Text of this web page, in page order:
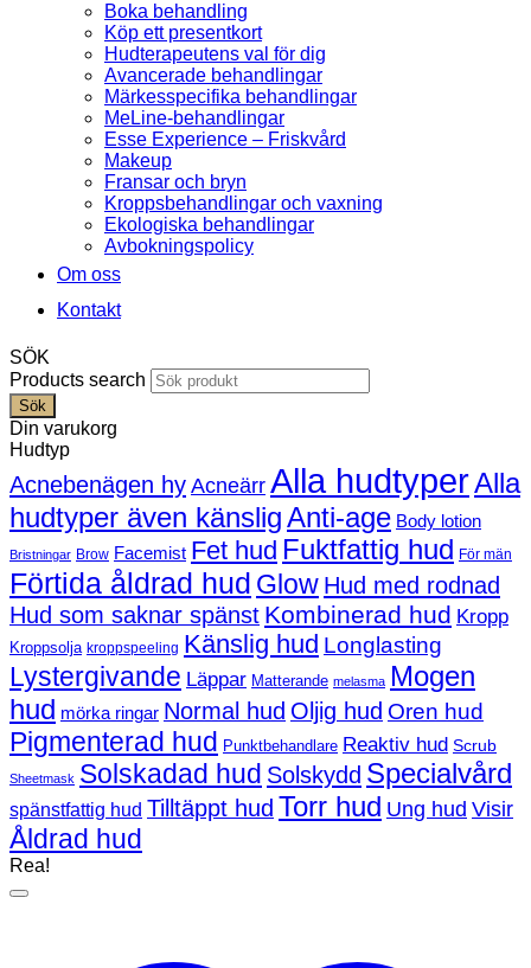
Boka behandling
Köp ett presentkort
Hudterapeutens val för dig
Avancerade behandlingar
Märkesspecifika behandlingar
MeLine-behandlingar
Esse Experience – Friskvård
Makeup
Fransar och bryn
Kroppsbehandlingar och vaxning
Ekologiska behandlingar
Avbokningspolicy
Om oss
Kontakt
SÖK
Products search
Sök
Din varukorg
Hudtyp
Acnebenägen hy Acneärr Alla hudtyperAlla
hudtyper även känsligAnti-age Body lotion
Bristningar Brow Facemist Fet hud Fuktfattig hud För män
Förtida åldrad hud Glow Hud med rodnad
Hud som saknar spänst Kombinerad hud Kropp
Kroppsolja kroppspeeling Känslig hud Longlasting
Lystergivande Läppar Matterande melasma Mogen
hud mörka ringar Normal hud Oljig hud Oren hud
Pigmenterad hud Punktbehandlare Reaktiv hud Scrub
Sheetmask Solskadad hud Solskydd Specialvård
spänstfattig hud Tilltäppt hud Torr hud Ung hud Visir
Åldrad hud
Rea!